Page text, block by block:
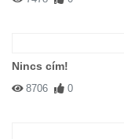
Nincs cím!
8706 0